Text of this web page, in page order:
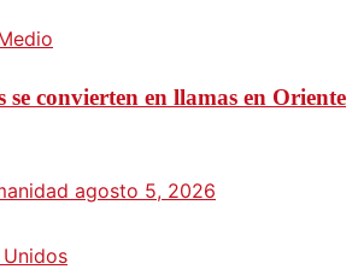
se convierten en llamas en Oriente
agosto 5, 2026